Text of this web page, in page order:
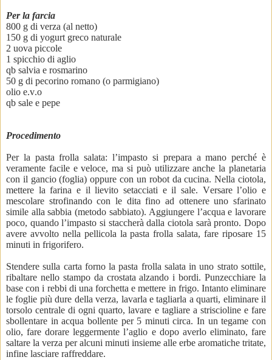
Per la farcia
800 g di verza (al netto)
150 g di yogurt greco naturale
2 uova piccole
1 spicchio di aglio
qb salvia e rosmarino
50 g di pecorino romano (o parmigiano)
olio e.v.o
qb sale e pepe
Procedimento
Per la pasta frolla salata: l’impasto si prepara a mano perché è
veramente facile e veloce, ma si può utilizzare anche la planetaria
con il gancio (foglia) oppure con un robot da cucina. Nella ciotola,
mettere la farina e il lievito setacciati e il sale. Versare l’olio e
mescolare strofinando con le dita fino ad ottenere uno sfarinato
simile alla sabbia (metodo sabbiato). Aggiungere l’acqua e lavorare
poco, quando l’impasto si staccherà dalla ciotola sarà pronto. Dopo
avere avvolto nella pellicola la pasta frolla salata, fare riposare 15
minuti in frigorifero.
Stendere sulla carta forno la pasta frolla salata in uno strato sottile,
ribaltare nello stampo da crostata alzando i bordi. Punzecchiare la
base con i rebbi di una forchetta e mettere in frigo. Intanto eliminare
le foglie più dure della verza, lavarla e tagliarla a quarti, eliminare il
torsolo centrale di ogni quarto, lavare e tagliare a striscioline e fare
sbollentare in acqua bollente per 5 minuti circa. In un tegame con
olio, fare dorare leggermente l’aglio e dopo averlo eliminato, fare
saltare la verza per alcuni minuti insieme alle erbe aromatiche tritate,
infine lasciare raffreddare.